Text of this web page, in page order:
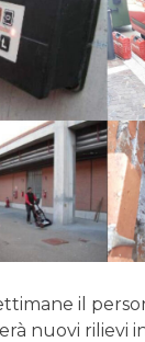
il
nuovi rilievi